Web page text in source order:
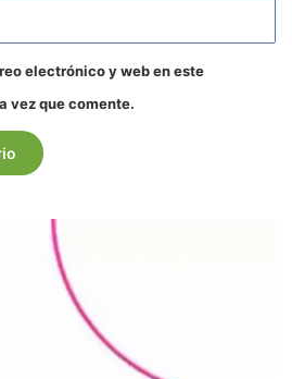
electrónico y web en este
vez que comente.